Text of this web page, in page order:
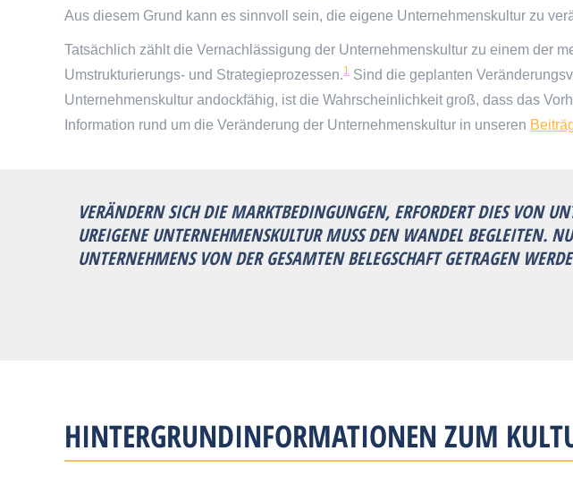
Aus diesem Grund kann es sinnvoll sein, die eigene Unternehmenskultur zu
Tatsächlich zählt die Vernachlässigung der Unternehmenskultur zu einem der
Umstrukturierungs- und Strategieprozessen.1 Sind die geplanten
Unternehmenskultur andockfähig, ist die Wahrscheinlichkeit groß, dass das
Information rund um die Veränderung der Unternehmenskultur in unseren
VERÄNDERN SICH DIE MARKTBEDINGUNGEN, ERFORDERT DIES VON
UREIGENE UNTERNEHMENSKULTUR MUSS DEN WANDEL BEGLEITEN.
UNTERNEHMENS VON DER GESAMTEN BELEGSCHAFT GETRAGEN
HINTERGRUND­INFORMATIONEN ZUM